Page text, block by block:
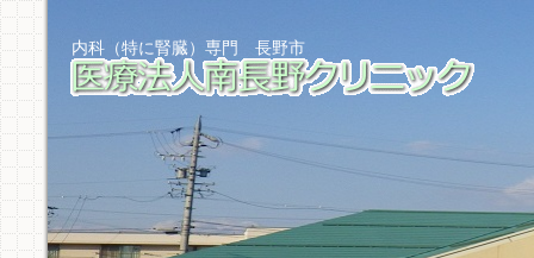
内科（特に腎臓）専門 長野市